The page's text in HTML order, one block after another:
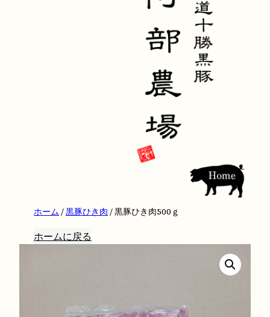
ホーム /黒豚ひき肉 / 黒豚ひき肉500ｇ
ホームに戻る